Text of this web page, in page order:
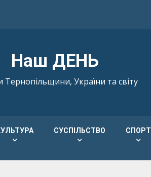
Наш ДЕНЬ
України та світу
СУСПІЛЬСТВО СПОРТ